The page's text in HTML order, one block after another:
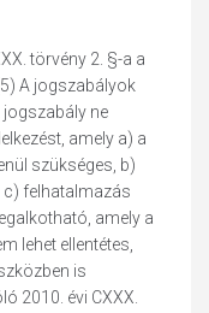
törvény 2. §-a a
A jogszabályok
ne
amely a) a
szükséges, b)
felhatalmazás
amely a
lehet ellentétes,
is
2010. évi CXXX.